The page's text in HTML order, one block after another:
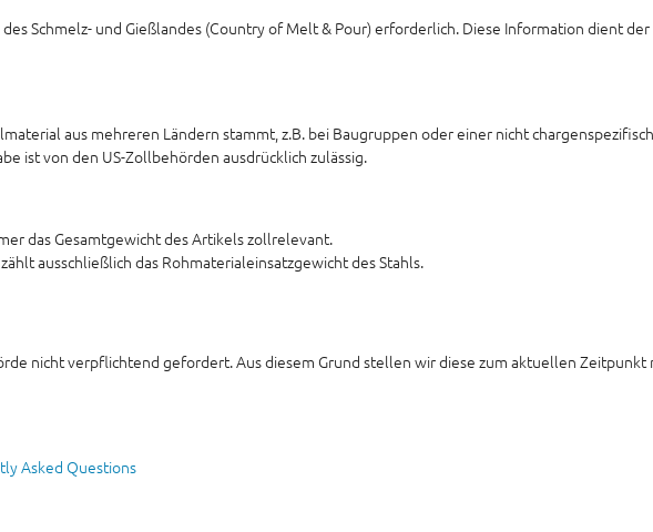
Schmelz- und Gießlandes (Country of Melt & Pour) erforderlich. Diese Information dient
aus mehreren Ländern stammt, z.B. bei Baugruppen oder einer nicht
ist von den US-Zollbehörden ausdrücklich zulässig.
das Gesamtgewicht des Artikels zollrelevant.
ausschließlich das Rohmaterialeinsatzgewicht des Stahls.
nicht verpflichtend gefordert. Aus diesem Grund stellen wir diese zum aktuellen
Asked Questions